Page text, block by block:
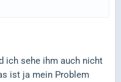
ich sehe ihm auch nicht
ist ja mein Problem